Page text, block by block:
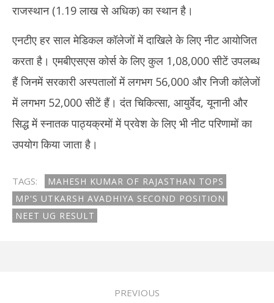
राजस्थान (1.19 लाख से अधिक) का स्थान है।
एनटीए हर साल मेडिकल कॉलेजों में दाखिले के लिए नीट आयोजित
करता है। एमबीएसएस कोर्स के लिए कुल 1,08,000 सीटें उपलब्ध
हैं जिनमें सरकारी अस्पतालों में लगभग 56,000 और निजी कॉलेजों
में लगभग 52,000 सीटें हैं। दंत चिकित्सा, आयुर्वेद, यूनानी और
सिद्ध में स्नातक पाठ्यक्रमों में प्रवेश के लिए भी नीट परिणामों का
उपयोग किया जाता है।
TAGS:
MAHESH KUMAR OF RAJASTHAN TOPS
MP'S UTKARSH AVADHIYA SECOND POSITION
NEET UG RESULT
PREVIOUS